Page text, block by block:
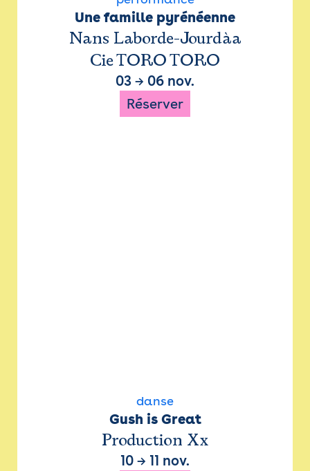
Une famille pyrénéenne
Nans Laborde-Jourdàa
Cie TORO TORO
03 → 06 nov.
Réserver
danse
Gush is Great
Production Xx
10 → 11 nov.